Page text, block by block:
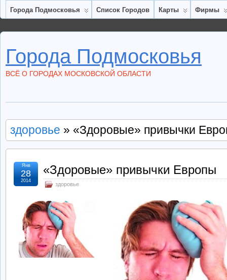
Города Подмосковья Список Городов Карты Фирмы
Города Подмосковья
ВСЁ О ГОРОДАХ МОСКОВСКОЙ ОБЛАСТИ
здоровье » «Здоровые» привычки
«Здоровые» привычки Европы
здоровье
Янв
28
2014